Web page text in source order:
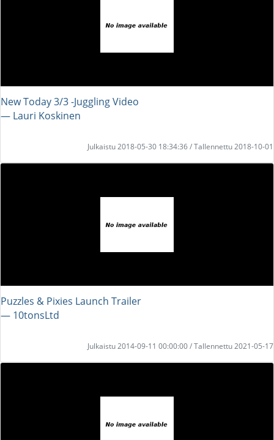
New Today 3/3 -Juggling Video
― Lauri Koskinen
Julkaistu 2018-05-30 18:34:36 / Tallennettu 2018-10-01
Puzzles & Pixies Launch Trailer
― 10tonsLtd
Julkaistu 2014-09-11 00:00:00 / Tallennettu 2021-05-17